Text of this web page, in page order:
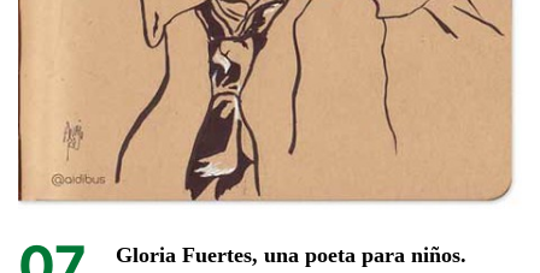
Gloria Fuertes, una poeta para niños.